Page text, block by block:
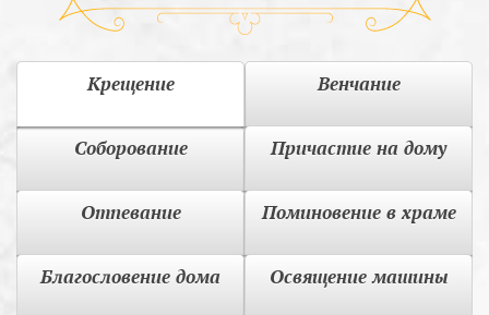
Крещение Венчание
Соборование Причастие на дому
Отпевание Поминовение в храме
Благословение дома Освящение машины